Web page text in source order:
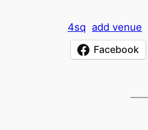
4sq add venue
Facebook